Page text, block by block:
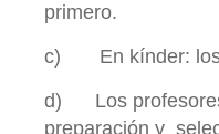
primero.
c) En kínder: los
d) Los profesores
preparación y